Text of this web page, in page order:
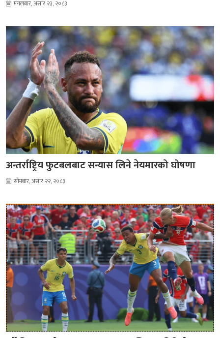
मंगलबार, असार २३, २०८३
अन्तर्राष्ट्रिय फुटबलबाट सन्यास लिने नेयमारको घोषणा
सोमबार, असार २२, २०८३